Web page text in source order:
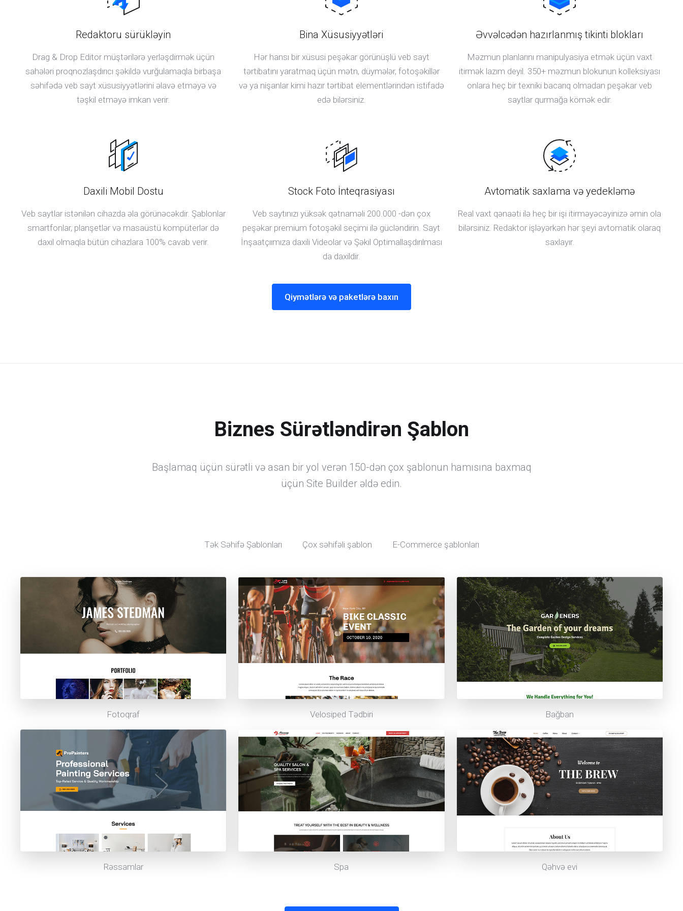
Redaktoru sürükləyin
Drag & Drop Editor müştərilərə yerləşdirmək üçün
sahələri proqnozlaşdırıcı şəkildə vurğulamaqla birbaşa
səhifədə veb sayt xüsusiyyətlərini əlavə etməyə və
təşkil etməyə imkan verir.
Bina Xüsusiyyətləri
Hər hansı bir xüsusi peşəkar görünüşlü veb sayt
tərtibatını yaratmaq üçün mətn, düymələr, fotoşəkillər
və ya nişanlar kimi hazır tərtibat elementlərindən istifadə
edə bilərsiniz.
Əvvəlcədən hazırlanmış tikinti blokları
Məzmun planlarını manipulyasiya etmək üçün vaxt
itirmək lazım deyil. 350+ məzmun blokunun kolleksiyası
onlara heç bir texniki bacarıq olmadan peşəkar veb
saytlar qurmağa kömək edir.
Daxili Mobil Dostu
Veb saytlar istənilən cihazda əla görünəcəkdir. Şablonlar
smartfonlar, planşetlər və masaüstü kompüterlər də
daxil olmaqla bütün cihazlara 100% cavab verir.
Stock Foto İnteqrasiyası
Veb saytınızı yüksək qətnaməli 200.000 -dən çox
peşəkar premium fotoşəkil seçimi ilə gücləndirin. Sayt
İnşaatçıımıza daxili Videolar və Şəkil Optimallaşdırılması
da daxildir.
Avtomatik saxlama və yedekləmə
Real vaxt qənaəti ilə heç bir işi itirməyəcəyinizə əmin ola
bilərsiniz. Redaktor işləyərkən hər şeyi avtomatik olaraq
saxlayır.
Qiymətlərə və paketlərə baxın
Biznes Sürətləndirən Şablon
Başlamaq üçün sürətli və asan bir yol verən 150-dən çox şablonun hamısına baxmaq
üçün Site Builder əldə edin.
Tək Səhifə Şablonları Çox səhifəli şablon E-Commerce şablonları
Fotoqraf Velosiped Tədbiri Bağban
Rəssamlar Spa Qəhvə evi